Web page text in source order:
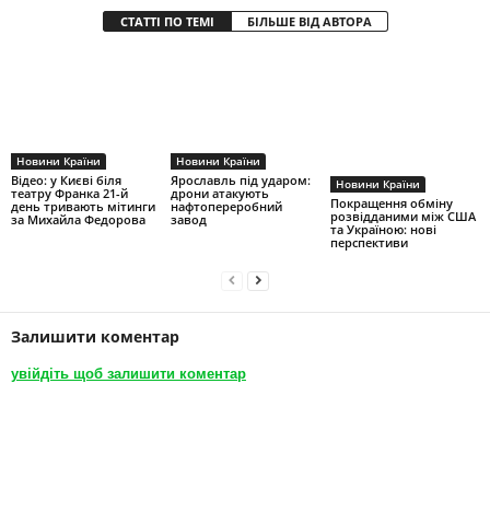
СТАТТІ ПО ТЕМІ БІЛЬШЕ ВІД АВТОРА
Новини Країни
Відео: у Києві біля
театру Франка 21-й
день тривають мітинги
за Михайла Федорова
Новини Країни
Ярославль під ударом:
дрони атакують
нафтопереробний
завод
Новини Країни
Покращення обміну
розвідданими між США
та Україною: нові
перспективи
Залишити коментар
увійдіть щоб залишити коментар